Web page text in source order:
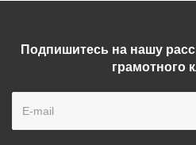
Подпишитесь на нашу
грамотного